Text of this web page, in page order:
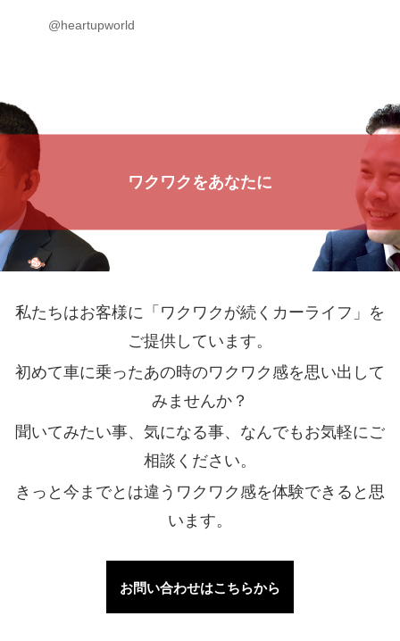
@heartupworld
ワクワクをあなたに
私たちはお客様に「ワクワクが続くカーライフ」を
ご提供しています。
初めて車に乗ったあの時のワクワク感を思い出して
みませんか？
聞いてみたい事、気になる事、なんでもお気軽にご
相談ください。
きっと今までとは違うワクワク感を体験できると思
います。
お問い合わせはこちらから